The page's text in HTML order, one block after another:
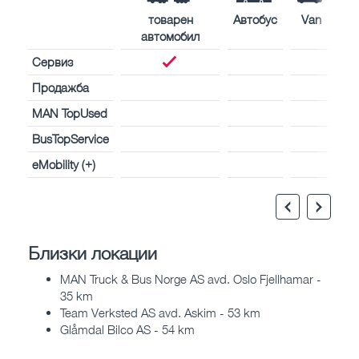
товарен
автомобил
Автобус Van
Сервиз
Продажба
MAN TopUsed
BusTopService
eMobility (+)
Близки локации
MAN Truck & Bus Norge AS avd. Oslo Fjellhamar -
35 km
Team Verksted AS avd. Askim - 53 km
Glåmdal Bilco AS - 54 km